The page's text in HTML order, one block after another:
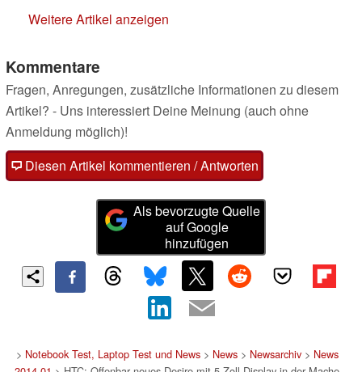
Weitere Artikel anzeigen
Kommentare
Fragen, Anregungen, zusätzliche Informationen zu diesem
Artikel? - Uns interessiert Deine Meinung (auch ohne
Anmeldung möglich)!
Diesen Artikel kommentieren / Antworten
Als bevorzugte Quelle
auf Google
hinzufügen
> Notebook Test, Laptop Test und News> News> Newsarchiv> News